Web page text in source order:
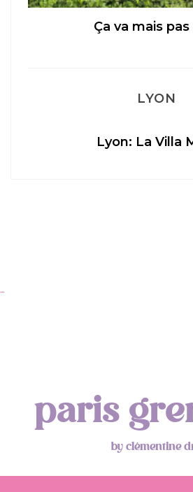
Ça va mais
LYON
Lyon: La Villa
…
paris
by clémentine